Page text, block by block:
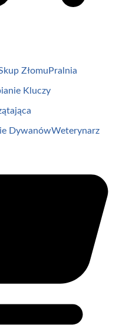
Złomu Pralnia
Kluczy
DywanówWeterynarz